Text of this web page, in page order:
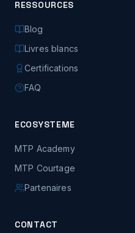
RESSOURCES
Blog
Livres blancs
Certifications
FAQ
ECOSYSTEME
MTP Academy
MTP Courtage
Partenaires
CONTACT